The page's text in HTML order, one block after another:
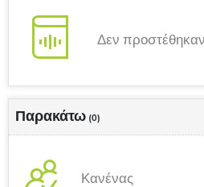
Δεν προστέθηκαν
Παρακάτω (0)
Κανένας